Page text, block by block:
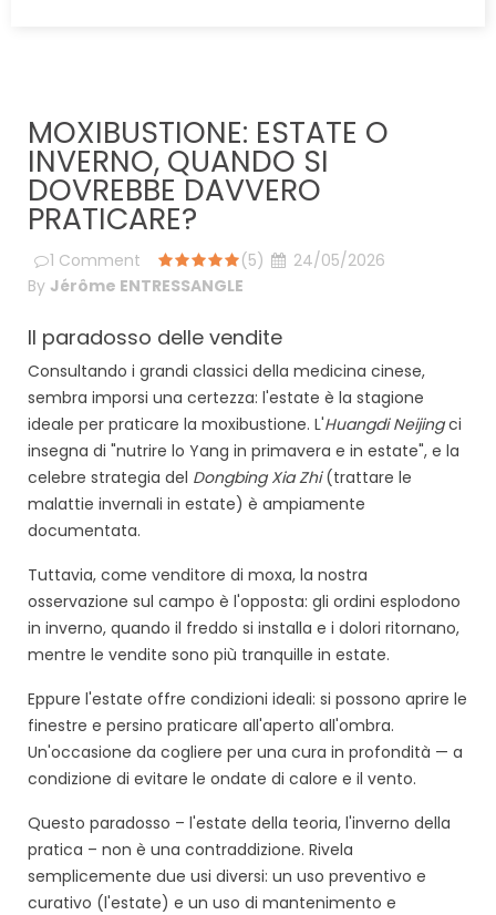
MOXIBUSTIONE: ESTATE O
INVERNO, QUANDO SI
DOVREBBE DAVVERO
PRATICARE?
1 Comment (5)
24/05/2026
By Jérôme ENTRESSANGLE
Il paradosso delle vendite
Consultando i grandi classici della medicina cinese,
sembra imporsi una certezza: l'estate è la stagione
ideale per praticare la moxibustione. L'Huangdi Neijingci
insegna di "nutrire lo Yang in primavera e in estate", e la
celebre strategia del Dongbing Xia Zhi(trattare le
malattie invernali in estate) è ampiamente
documentata.
Tuttavia, come venditore di moxa, la nostra
osservazione sul campo è l'opposta: gli ordini esplodono
in inverno, quando il freddo si installa e i dolori ritornano,
mentre le vendite sono più tranquille in estate.
Eppure l'estate offre condizioni ideali: si possono aprire le
finestre e persino praticare all'aperto all'ombra.
Un'occasione da cogliere per una cura in profondità — a
condizione di evitare le ondate di calore e il vento.
Questo paradosso – l'estate della teoria, l'inverno della
pratica – non è una contraddizione. Rivela
semplicemente due usi diversi: un uso preventivo e
curativo (l'estate) e un uso di mantenimento e